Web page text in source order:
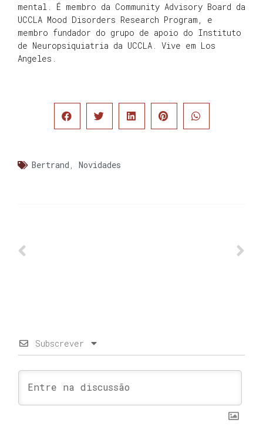
mental. É membro da Community Advisory Board da
UCCLA Mood Disorders Research Program, e
membro fundador do grupo de apoio do Instituto
de Neuropsiquiatria da UCCLA. Vive em Los
Angeles.
Bertrand , Novidades
Subscrever